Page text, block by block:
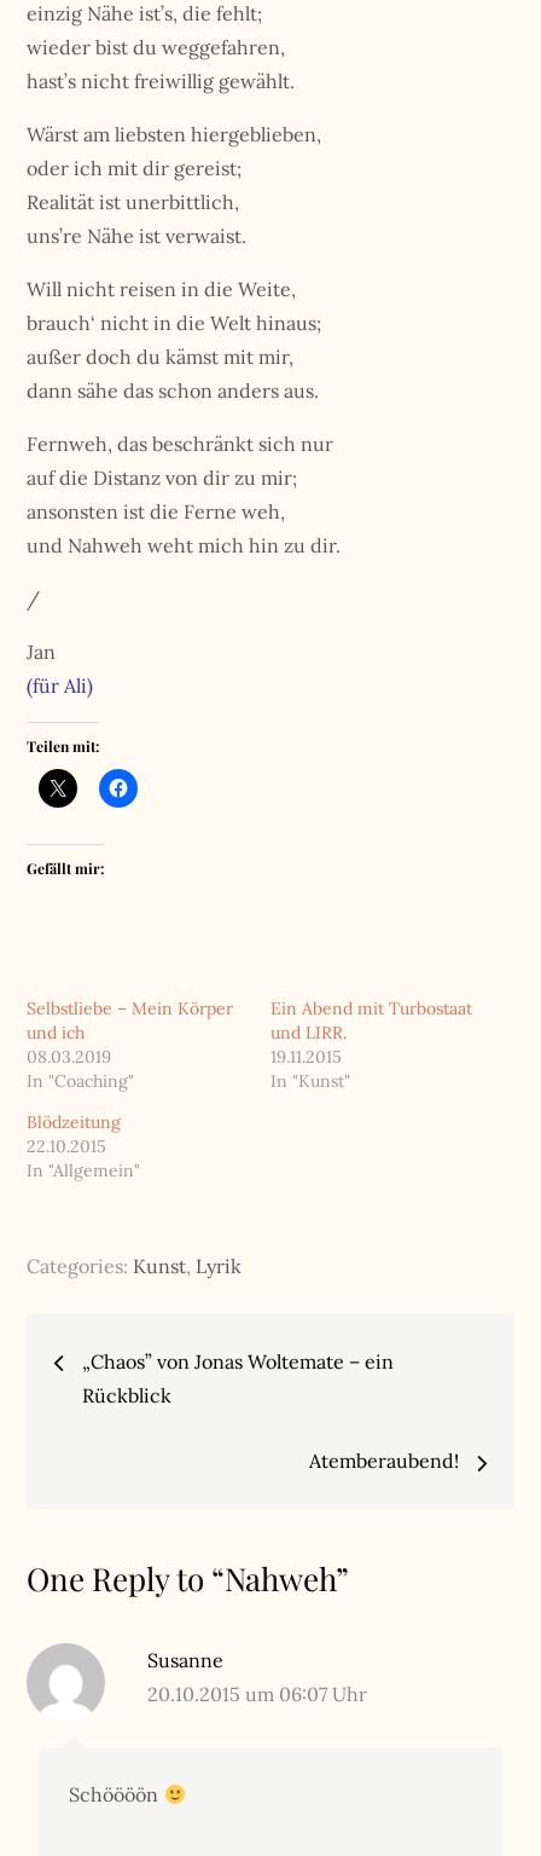
einzig Nähe ist’s, die fehlt;
wieder bist du weggefahren,
hast’s nicht freiwillig gewählt.
Wärst am liebsten hiergeblieben,
oder ich mit dir gereist;
Realität ist unerbittlich,
uns’re Nähe ist verwaist.
Will nicht reisen in die Weite,
brauch‘ nicht in die Welt hinaus;
außer doch du kämst mit mir,
dann sähe das schon anders aus.
Fernweh, das beschränkt sich nur
auf die Distanz von dir zu mir;
ansonsten ist die Ferne weh,
und Nahweh weht mich hin zu dir.
/
Jan
(für Ali)
Teilen mit:
Gefällt mir:
Selbstliebe – Mein Körper
und ich
08.03.2019
In "Coaching"
Ein Abend mit Turbostaat
und LIRR.
19.11.2015
In "Kunst"
Blödzeitung
22.10.2015
In "Allgemein"
Categories: Kunst, Lyrik
Beitragsnavigation
„Chaos” von Jonas Woltemate – ein
Rückblick
Atemberaubend!
One Reply to “Nahweh”
Susanne
20.10.2015 um 06:07 Uhr
Schöööön